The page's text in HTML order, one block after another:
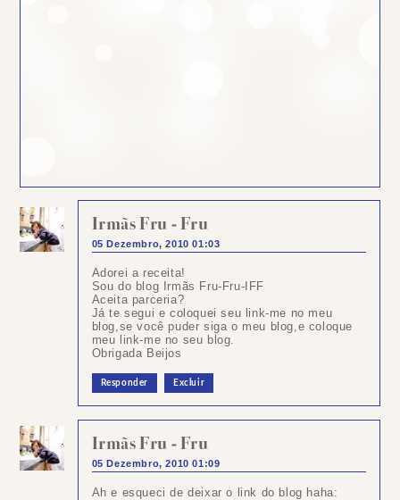
Irmãs Fru - Fru
05 Dezembro, 2010 01:03
Adorei a receita!
Sou do blog Irmãs Fru-Fru-IFF
Aceita parceria?
Já te segui e coloquei seu link-me no meu
blog,se você puder siga o meu blog,e coloque
meu link-me no seu blog.
Obrigada Beijos
Responder Excluir
Irmãs Fru - Fru
05 Dezembro, 2010 01:09
Ah e esqueci de deixar o link do blog haha: